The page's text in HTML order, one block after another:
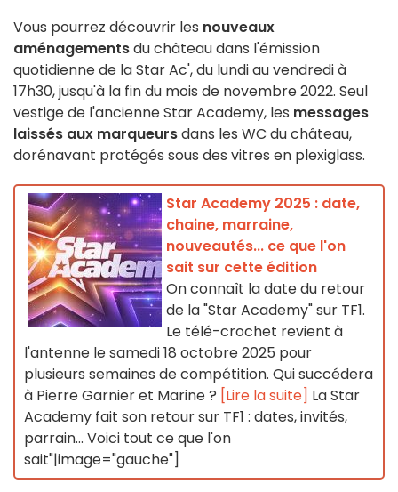
Vous pourrez découvrir les nouveaux
aménagementsdu château dans l'émission
quotidienne de la Star Ac', du lundi au vendredi à
17h30, jusqu'à la fin du mois de novembre 2022. Seul
vestige de l'ancienne Star Academy, les messages
laissés aux marqueursdans les WC du château,
dorénavant protégés sous des vitres en plexiglass.
Star Academy 2025 : date,
chaine, marraine,
nouveautés... ce que l'on
sait sur cette édition
On connaît la date du retour
de la "Star Academy" sur TF1.
Le télé-crochet revient à
l'antenne le samedi 18 octobre 2025 pour
plusieurs semaines de compétition. Qui succédera
à Pierre Garnier et Marine ? [Lire la suite] La Star
Academy fait son retour sur TF1 : dates, invités,
parrain... Voici tout ce que l'on
sait"|image="gauche"]